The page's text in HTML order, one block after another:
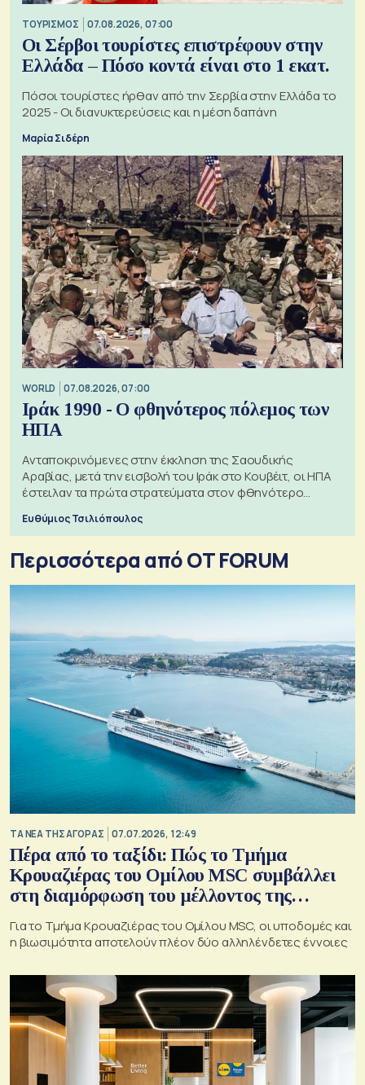
ΤΟΥΡΙΣΜΟΣ 07.08.2026, 07:00
Οι Σέρβοι τουρίστες επιστρέφουν στην
Ελλάδα – Πόσο κοντά είναι στο 1 εκατ.
Πόσοι τουρίστες ήρθαν από την Σερβία στην Ελλάδα το
2025 - Οι διανυκτερεύσεις και η μέση δαπάνη
Μαρία Σιδέρη
WORLD 07.08.2026, 07:00
Ιράκ 1990 - Ο φθηνότερος πόλεμος των
ΗΠΑ
Ανταποκρινόμενες στην έκκληση της Σαουδικής
Αραβίας, μετά την εισβολή του Ιράκ στο Κουβέιτ, οι ΗΠΑ
έστειλαν τα πρώτα στρατεύματα στον φθηνότερο
Ευθύμιος Τσιλιόπουλος
Περισσότερα από OT FORUM
ΤΑ ΝΕΑ ΤΗΣ ΑΓΟΡΑΣ 07.07.2026, 12:49
Πέρα από το ταξίδι: Πώς το Τμήμα
Κρουαζιέρας του Ομίλου MSC συμβάλλει
στη διαμόρφωση του μέλλοντος της
κρουαζιέρας στην Ελλάδα
Για το Τμήμα Κρουαζιέρας του Ομίλου MSC, οι υποδομές και
η βιωσιμότητα αποτελούν πλέον δύο αλληλένδετες έννοιες